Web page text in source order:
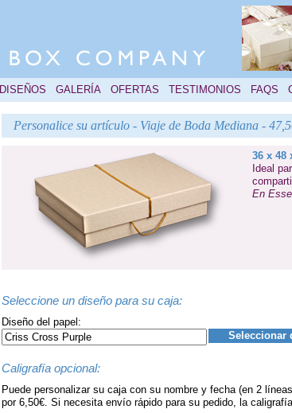
DISEÑOS GALERÍA OFERTAS TESTIMONIOS FAQS
Personalice su artículo - Viaje de Boda Mediana -
36 x 48
Ideal
En
Seleccione un diseño para su caja:
Diseño del papel:
Seleccionar
Caligrafía opcional:
Puede personalizar su caja con su nombre y fecha (en 2
por 6,50€. Si necesita envío rápido para su pedido, la